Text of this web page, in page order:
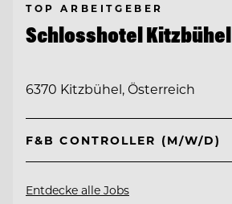
TOP ARBEITGEBER
Schlosshotel Kitzbühel
6370 Kitzbühel, Österreich
F&B CONTROLLER (M/W/D)
Entdecke alle Jobs